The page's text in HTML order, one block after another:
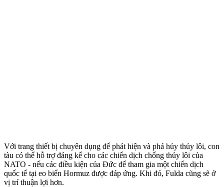
Với trang thiết bị chuyên dụng để phát hiện và phá hủy thủy lôi, con
tàu có thể hỗ trợ đáng kể cho các chiến dịch chống thủy lôi của
NATO - nếu các điều kiện của Đức để tham gia một chiến dịch
quốc tế tại eo biển Hormuz được đáp ứng. Khi đó, Fulda cũng sẽ ở
vị trí thuận lợi hơn.